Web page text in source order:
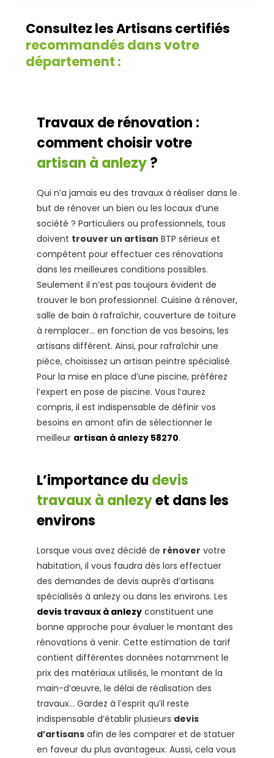
Consultez les Artisans certifiés
recommandés dans votre
département :
Travaux de rénovation :
comment choisir votre
artisan à anlezy?
Qui n’a jamais eu des travaux à réaliser dans le
but de rénover un bien ou les locaux d’une
société ? Particuliers ou professionnels, tous
doivent trouver un artisan BTP sérieux et
compétent pour effectuer ces rénovations
dans les meilleures conditions possibles.
Seulement il n’est pas toujours évident de
trouver le bon professionnel. Cuisine à rénover,
salle de bain à rafraîchir, couverture de toiture
à remplacer… en fonction de vos besoins, les
artisans diffèrent. Ainsi, pour rafraîchir une
pièce, choisissez un artisan peintre spécialisé.
Pour la mise en place d’une piscine, préférez
l’expert en pose de piscine. Vous l’aurez
compris, il est indispensable de définir vos
besoins en amont afin de sélectionner le
meilleur artisan à anlezy 58270.
L’importance du devis
travaux à anlezyet dans les
environs
Lorsque vous avez décidé de rénover votre
habitation, il vous faudra dès lors effectuer
des demandes de devis auprès d’artisans
spécialisés à anlezy ou dans les environs. Les
devis travaux à anlezy constituent une
bonne approche pour évaluer le montant des
rénovations à venir. Cette estimation de tarif
contient différentes données notamment le
prix des matériaux utilisés, le montant de la
main-d’œuvre, le délai de réalisation des
travaux… Gardez à l’esprit qu’il reste
indispensable d’établir plusieurs devis
d’artisans afin de les comparer et de statuer
en faveur du plus avantageux. Aussi, cela vous